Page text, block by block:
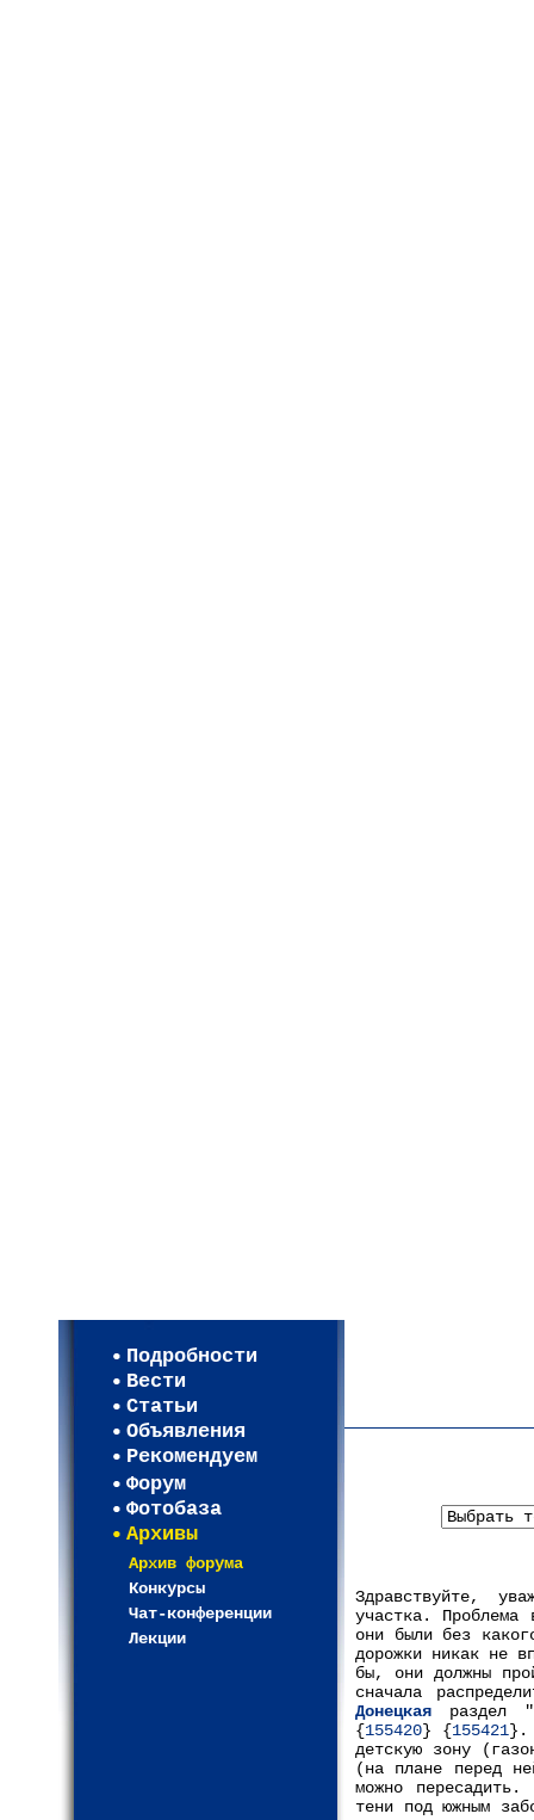
Подробности
Вести
Статьи
Объявления
Рекомендуем
Форум
Фотобаза
Архивы
Архив форума
Конкурсы
Чат-конференции
Лекции
Здравствуйте,
участка.
они были без
дорожки никак не
бы, они должны
сначала
Донецкая раздел
{155420} {155421}.
детскую зону
(на плане перед
можно
тени под южным